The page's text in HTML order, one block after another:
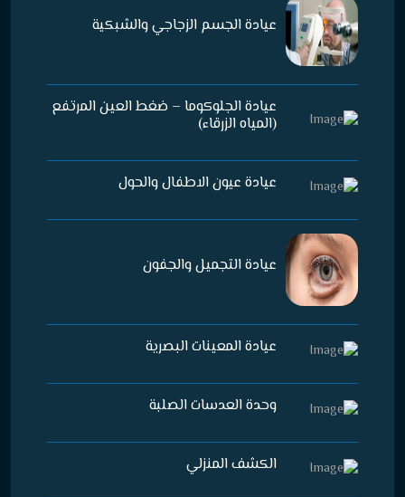
عيادة الجسم الزجاجي والشبكية
عيادة الجلوكوما – ضغط العين المرتفع
(المياه الزرقاء)
عيادة عيون الاطفال والحول
عيادة التجميل والجفون
عيادة المعينات البصرية
وحدة العدسات الصلبة
الكشف المنزلي